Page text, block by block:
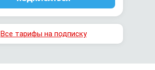
Все тарифы на подписку